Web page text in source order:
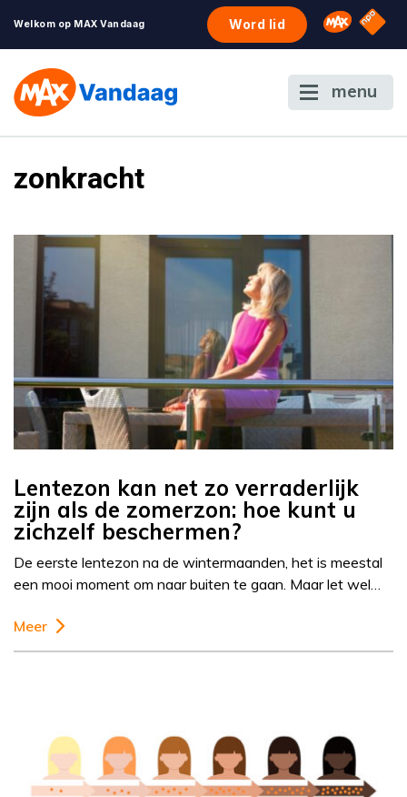
Welkom op MAX Vandaag Word lid Omroep
NPO
menu
zonkracht
Lentezon kan net zo verraderlijk
zijn als de zomerzon: hoe kunt u
zichzelf beschermen?
De eerste lentezon na de wintermaanden, het is meestal
een mooi moment om naar buiten te gaan. Maar let wel…
Meer